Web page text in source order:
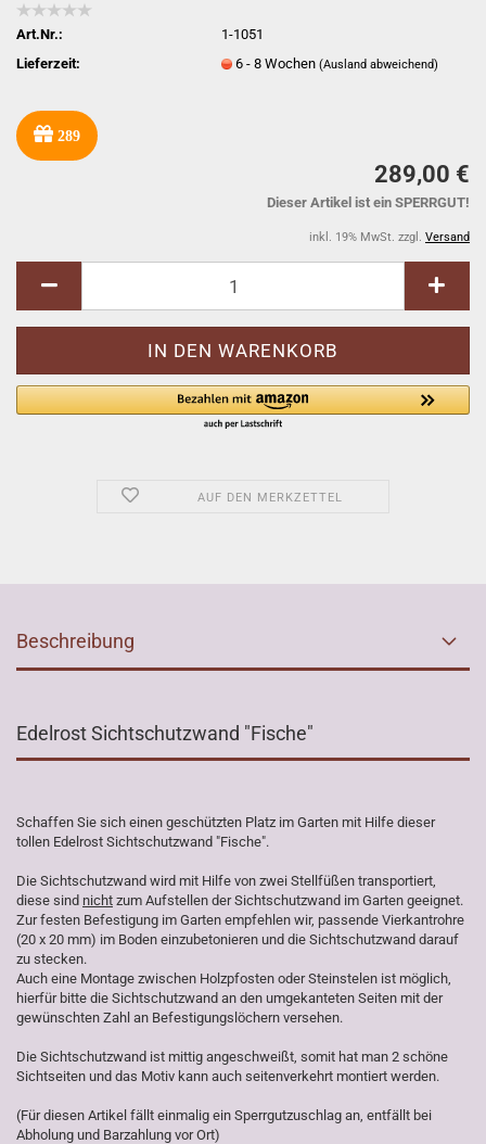
Art.Nr.:
1-1051
Lieferzeit:
6 - 8 Wochen(Ausland abweichend)
289
289,00 €
Dieser Artikel ist ein SPERRGUT!
inkl. 19% MwSt. zzgl. Versand
AUF DEN MERKZETTEL
Beschreibung
Edelrost Sichtschutzwand "Fische"
Schaffen Sie sich einen geschützten Platz im Garten mit Hilfe dieser
tollen Edelrost Sichtschutzwand "Fische".
Die Sichtschutzwand wird mit Hilfe von zwei Stellfüßen transportiert,
diese sind nicht zum Aufstellen der Sichtschutzwand im Garten geeignet.
Zur festen Befestigung im Garten empfehlen wir, passende Vierkantrohre
(20 x 20 mm) im Boden einzubetonieren und die Sichtschutzwand darauf
zu stecken.
Auch eine Montage zwischen Holzpfosten oder Steinstelen ist möglich,
hierfür bitte die Sichtschutzwand an den umgekanteten Seiten mit der
gewünschten Zahl an Befestigungslöchern versehen.
Die Sichtschutzwand ist mittig angeschweißt, somit hat man 2 schöne
Sichtseiten und das Motiv kann auch seitenverkehrt montiert werden.
(Für diesen Artikel fällt einmalig ein Sperrgutzuschlag an, entfällt bei
Abholung und Barzahlung vor Ort)